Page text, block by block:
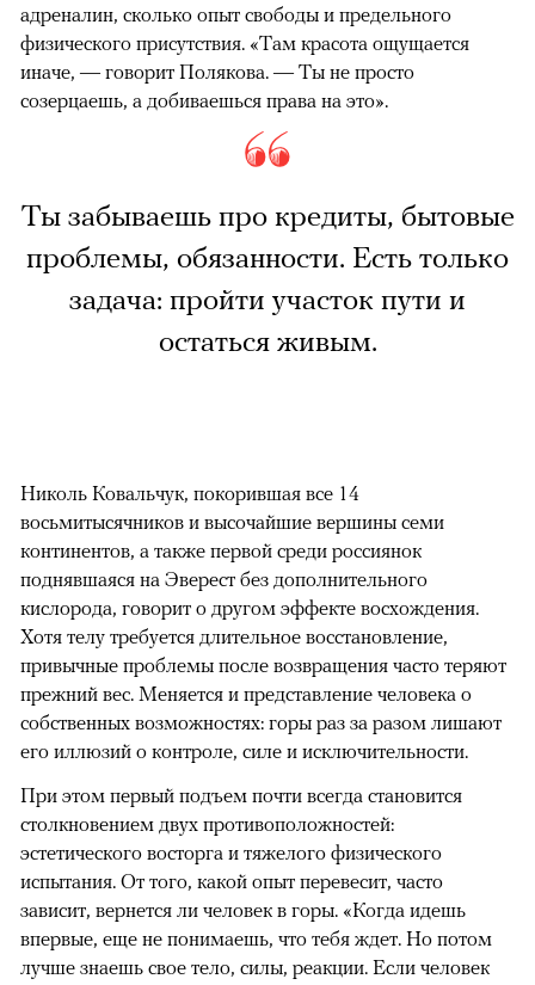
адреналин, сколько опыт свободы и предельного
физического присутствия. «Там красота ощущается
иначе, — говорит Полякова. — Ты не просто
созерцаешь, а добиваешься права на это».
Ты забываешь про кредиты, бытовые
проблемы, обязанности. Есть только
задача: пройти участок пути и
остаться живым.
Николь Ковальчук, покорившая все 14
восьмитысячников и высочайшие вершины семи
континентов, а также первой среди россиянок
поднявшаяся на Эверест без дополнительного
кислорода, говорит о другом эффекте восхождения.
Хотя телу требуется длительное восстановление,
привычные проблемы после возвращения часто теряют
прежний вес. Меняется и представление человека о
собственных возможностях: горы раз за разом лишают
его иллюзий о контроле, силе и исключительности.
При этом первый подъем почти всегда становится
столкновением двух противоположностей:
эстетического восторга и тяжелого физического
испытания. От того, какой опыт перевесит, часто
зависит, вернется ли человек в горы. «Когда идешь
впервые, еще не понимаешь, что тебя ждет. Но потом
лучше знаешь свое тело, силы, реакции. Если человек